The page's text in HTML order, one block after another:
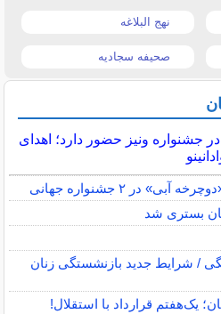
نهج البلاغه
صحیفه سجادیه
جشنواره ونیز حضور دارد؛ اهدای
در ۲ جشنواره جهانی
بستری شد
/ شرایط جدید بازنشستگی زنان
یک‌هفتم قرارداد با استقلال!